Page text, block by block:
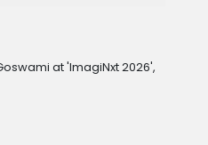
at 'ImagiNxt 2026',